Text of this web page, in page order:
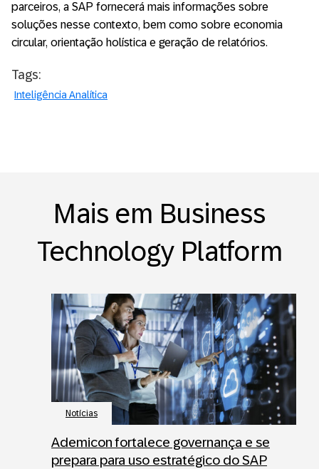
parceiros, a SAP fornecerá mais informações sobre
soluções nesse contexto, bem como sobre economia
circular, orientação holística e geração de relatórios.
Tags:
Inteligência Analítica
Mais em Business
Technology Platform
Notícias
Ademicon fortalece governança e se
prepara para uso estratégico do SAP